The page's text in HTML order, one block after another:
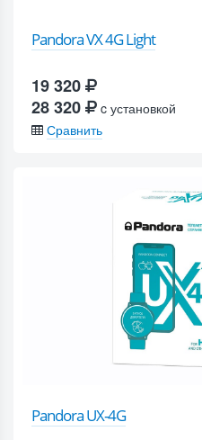
Pandora VX 4G Light
19 320
28 320
c установкой
Сравнить
Pandora UX-4G